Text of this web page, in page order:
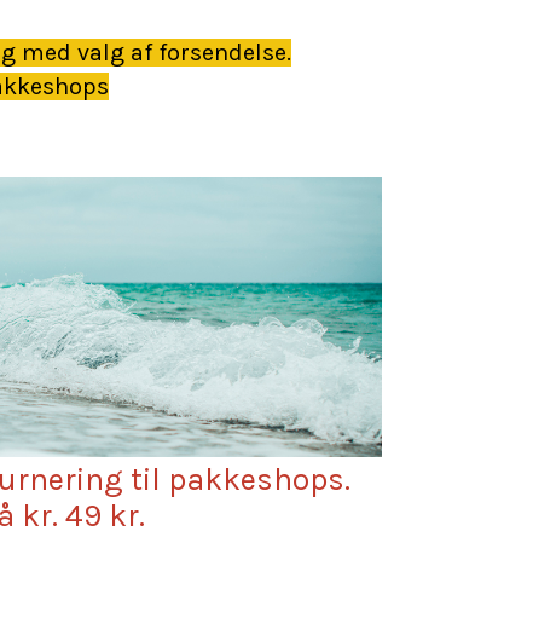
med valg af forsendelse.
til pakkeshops.
kr. 49 kr.